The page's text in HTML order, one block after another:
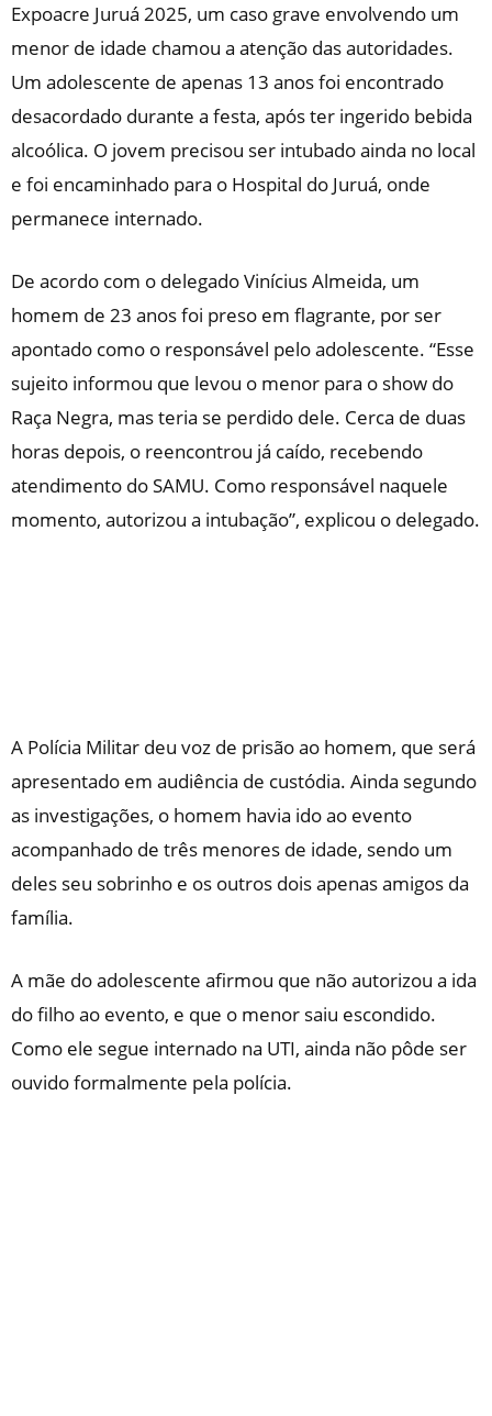
Expoacre Juruá 2025, um caso grave envolvendo um
menor de idade chamou a atenção das autoridades.
Um adolescente de apenas 13 anos foi encontrado
desacordado durante a festa, após ter ingerido bebida
alcoólica. O jovem precisou ser intubado ainda no local
e foi encaminhado para o Hospital do Juruá, onde
permanece internado.
De acordo com o delegado Vinícius Almeida, um
homem de 23 anos foi preso em flagrante, por ser
apontado como o responsável pelo adolescente. “Esse
sujeito informou que levou o menor para o show do
Raça Negra, mas teria se perdido dele. Cerca de duas
horas depois, o reencontrou já caído, recebendo
atendimento do SAMU. Como responsável naquele
momento, autorizou a intubação”, explicou o delegado.
A Polícia Militar deu voz de prisão ao homem, que será
apresentado em audiência de custódia. Ainda segundo
as investigações, o homem havia ido ao evento
acompanhado de três menores de idade, sendo um
deles seu sobrinho e os outros dois apenas amigos da
família.
A mãe do adolescente afirmou que não autorizou a ida
do filho ao evento, e que o menor saiu escondido.
Como ele segue internado na UTI, ainda não pôde ser
ouvido formalmente pela polícia.